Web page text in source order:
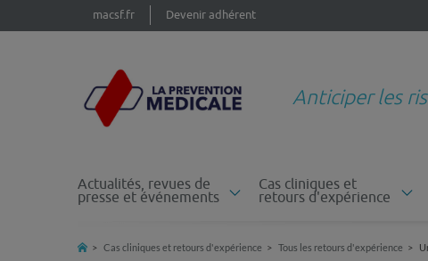
macsf.fr Devenir adhérent
Anticiper les
Actualités, revues de
presse et événements
Cas cliniques et
retours d'expérience
Cas cliniques et retours d'expérience Tous les retours d'expérience